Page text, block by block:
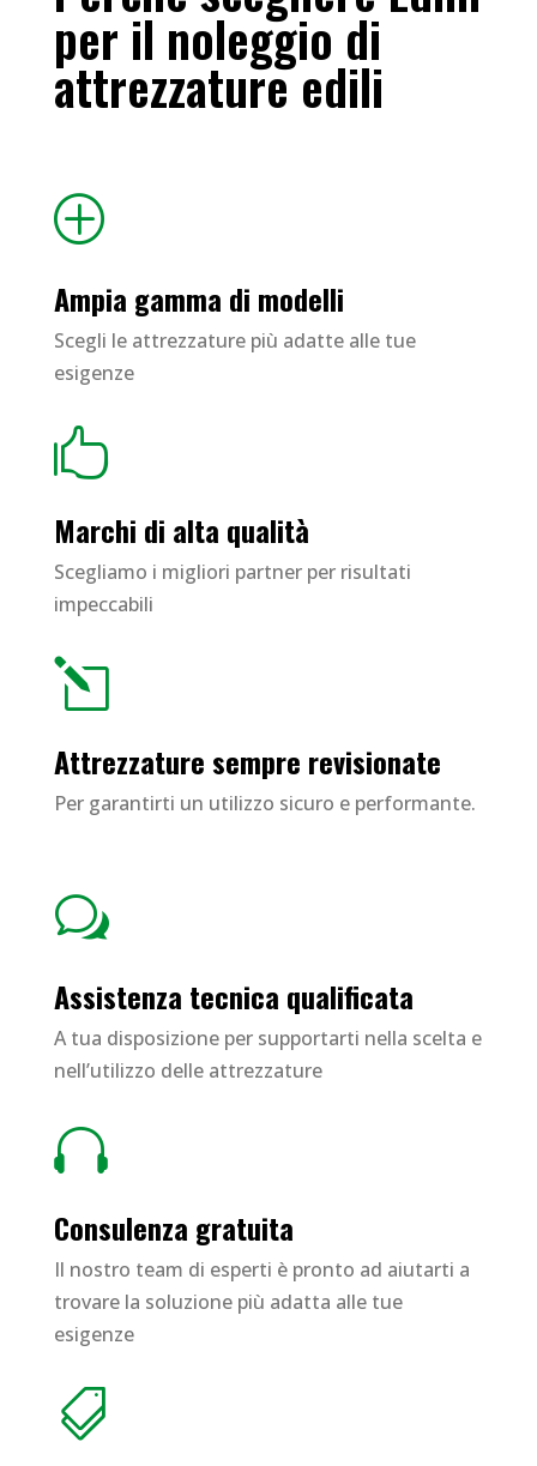
per il noleggio di
attrezzature edili
P
Ampia gamma di modelli
Scegli le attrezzature più adatte alle tue
esigenze

Marchi di alta qualità
Scegliamo i migliori partner per risultati
impeccabili
l
Attrezzature sempre revisionate
Per garantirti un utilizzo sicuro e performante.
w
Assistenza tecnica qualificata
A tua disposizione per supportarti nella scelta e
nell’utilizzo delle attrezzature

Consulenza gratuita
Il nostro team di esperti è pronto ad aiutarti a
trovare la soluzione più adatta alle tue
esigenze
